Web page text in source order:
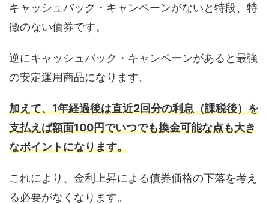
キャッシュバック・キャンペーンがないと特段、特
徴のない債券です。
逆にキャッシュバック・キャンペーンがあると最強
の安定運用商品になります。
加えて、1年経過後は直近2回分の利息（課税後）を
支払えば額面100円でいつでも換金可能な点も大き
なポイントになります。
これにより、金利上昇による債券価格の下落を考え
る必要がなくなります。